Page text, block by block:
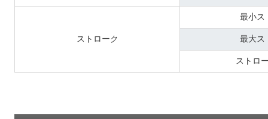
ストローク
最小ス
最大ス
ストロ